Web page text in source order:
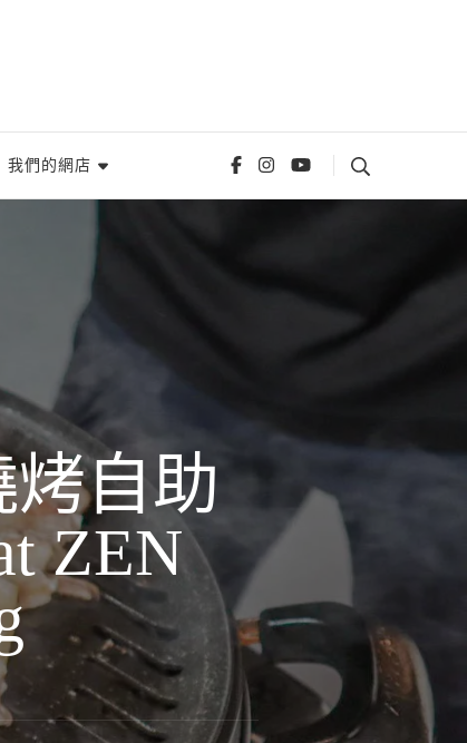
我們的網店
烤自助
ZEN